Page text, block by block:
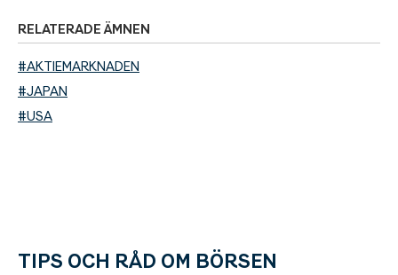
RELATERADE ÄMNEN
#AKTIEMARKNADEN
#JAPAN
#USA
TIPS OCH RÅD OM BÖRSEN